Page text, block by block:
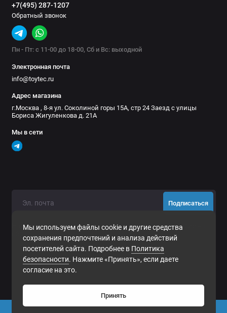
0
Мы используем файлы cookie и другие средства
сохранения предпочтений и анализа действий
посетителей сайта. Подробнее в Политика
безопасности. Нажмите «Принять», если даете
согласие на это.
Принять
+7(495) 287-1207
Обратный звонок
Пн - Пт: с 11-00 до 18-00, Сб и Вс: выходной
Электронная почта
info@toytec.ru
Адрес магазина
г.Москва , 8-я ул. Соколиной горы 15А, стр 24 Заезд с улицы
Бориса Жигуленкова д. 21А
Мы в сети
Подписаться
Нажимая на кнопку «Подписаться», Вы даетесогласие на
обработку персональных данных.